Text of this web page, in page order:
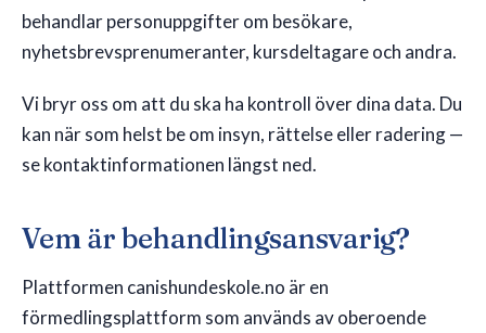
🇸🇪SE
behandlar personuppgifter om besökare,
nyhetsbrevsprenumeranter, kursdeltagare och andra.
Vi bryr oss om att du ska ha kontroll över dina data. Du
kan när som helst be om insyn, rättelse eller radering —
se kontaktinformationen längst ned.
Vem är behandlingsansvarig?
Plattformen canishundeskole.no är en
förmedlingsplattform som används av oberoende